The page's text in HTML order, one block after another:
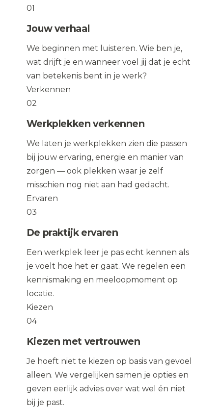
01
Jouw verhaal
We beginnen met luisteren. Wie ben je,
wat drijft je en wanneer voel jij dat je echt
van betekenis bent in je werk?
Verkennen
02
Werkplekken verkennen
We laten je werkplekken zien die passen
bij jouw ervaring, energie en manier van
zorgen — ook plekken waar je zelf
misschien nog niet aan had gedacht.
Ervaren
03
De praktijk ervaren
Een werkplek leer je pas echt kennen als
je voelt hoe het er gaat. We regelen een
kennismaking en meeloopmoment op
locatie.
Kiezen
04
Kiezen met vertrouwen
Je hoeft niet te kiezen op basis van gevoel
alleen. We vergelijken samen je opties en
geven eerlijk advies over wat wel én niet
bij je past.